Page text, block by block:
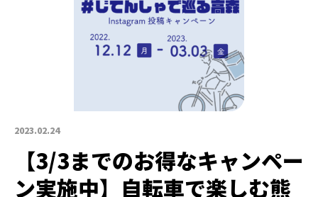
2023.02.24
【3/3までのお得なキャンペー
ン実施中】自転車で楽しむ熊